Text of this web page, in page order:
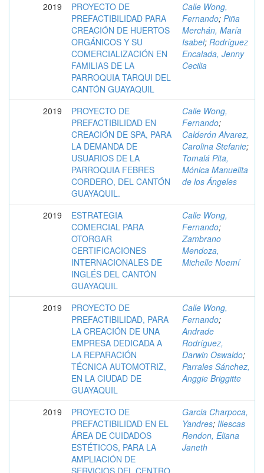
2019
PROYECTO DE
PREFACTIBILIDAD PARA
CREACIÓN DE HUERTOS
ORGÁNICOS Y SU
COMERCIALIZACIÓN EN
FAMILIAS DE LA
PARROQUIA TARQUI DEL
CANTÓN GUAYAQUIL
Calle Wong,
Fernando; Piña
Merchán, María
Isabel; Rodríguez
Encalada, Jenny
Cecilia
2019
PROYECTO DE
PREFACTIBILIDAD EN
CREACIÓN DE SPA, PARA
LA DEMANDA DE
USUARIOS DE LA
PARROQUIA FEBRES
CORDERO, DEL CANTÓN
GUAYAQUIL.
Calle Wong,
Fernando;
Calderón Alvarez,
Carolina Stefanie;
Tomalá Pita,
Mónica Manuelita
de los Ángeles
2019
ESTRATEGIA
COMERCIAL PARA
OTORGAR
CERTIFICACIONES
INTERNACIONALES DE
INGLÉS DEL CANTÓN
GUAYAQUIL
Calle Wong,
Fernando;
Zambrano
Mendoza,
Michelle Noemí
2019
PROYECTO DE
PREFACTIBILIDAD, PARA
LA CREACIÓN DE UNA
EMPRESA DEDICADA A
LA REPARACIÓN
TÉCNICA AUTOMOTRIZ,
EN LA CIUDAD DE
GUAYAQUIL
Calle Wong,
Fernando;
Andrade
Rodríguez,
Darwin Oswaldo;
Parrales Sánchez,
Anggie Briggitte
2019
PROYECTO DE
PREFACTIBILIDAD EN EL
ÁREA DE CUIDADOS
ESTÉTICOS, PARA LA
AMPLIACIÓN DE
SERVICIOS DEL CENTRO
Garcia Charpoca,
Yandres; Illescas
Rendon, Eliana
Janeth